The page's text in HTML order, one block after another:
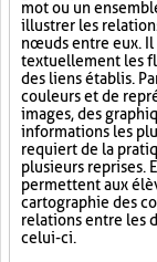
mot ou un
illustrer les
nœuds entre eux. Il
textuellement les
des liens établis.
couleurs et de
images, des
informations les
requiert de la
plusieurs reprises.
permettent aux
cartographie des
relations entre les
celui-ci.